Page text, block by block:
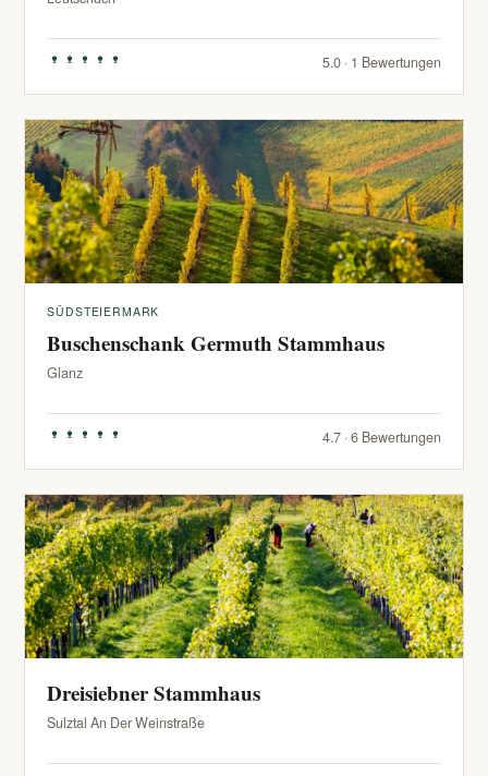
5.0 · 1 Bewertungen
SÜDSTEIERMARK
Buschenschank Germuth Stammhaus
Glanz
4.7 · 6 Bewertungen
Dreisiebner Stammhaus
Sulztal An Der Weinstraße